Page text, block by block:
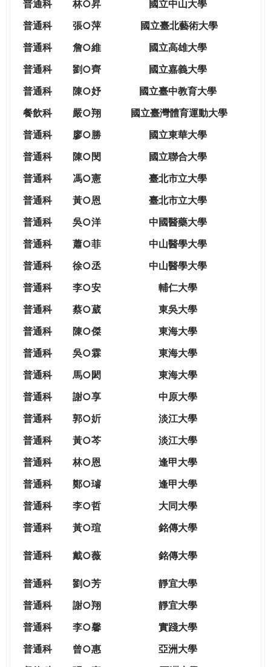
WAGOR
TODAY
WORLD
TOMORROW
CITIZENSHIP
普通科
林○昇
國立中山大學
普通科
張○萍
國立臺北藝術大學
普通科
詹○維
國立高雄大學
普通科
劉○齊
國立嘉義大學
普通科
陳○妤
國立臺中教育大學
餐飲科
嚴○翔 國立臺灣體育運動大學
普通科
廖○勝
國立東華大學
普通科
陳○閔
國立聯合大學
普通科
馮○憲
臺北市立大學
普通科
黃○恩
臺北市立大學
普通科 吳○洋
中國醫藥大學
普通科
蕭○菲
中山醫學大學
普通科
徐○丞
中山醫學大學
普通科
李○安
輔仁大學
普通科
蔡○葳
東吳大學
普通科
陳○傑
東海大學
普通科
吳○霖
東海大學
普通科
馬○閎
東海大學
普通科
謝○享
中原大學
普通科
郭○妡
淡江大學
普通科
黃○芩
淡江大學
普通科
林○恩
逢甲大學
普通科
鄭○璿
逢甲大學
普通科
李○哲
大同大學
普通科
黃○瑄 銘傳大學
普通科 戴○薇 銘傳大學
普通科 劉○芳
靜宜大學
普通科
謝○翔
靜宜大學
普通科
李○馨
實踐大學
普通科
曾○惠
亞洲大學